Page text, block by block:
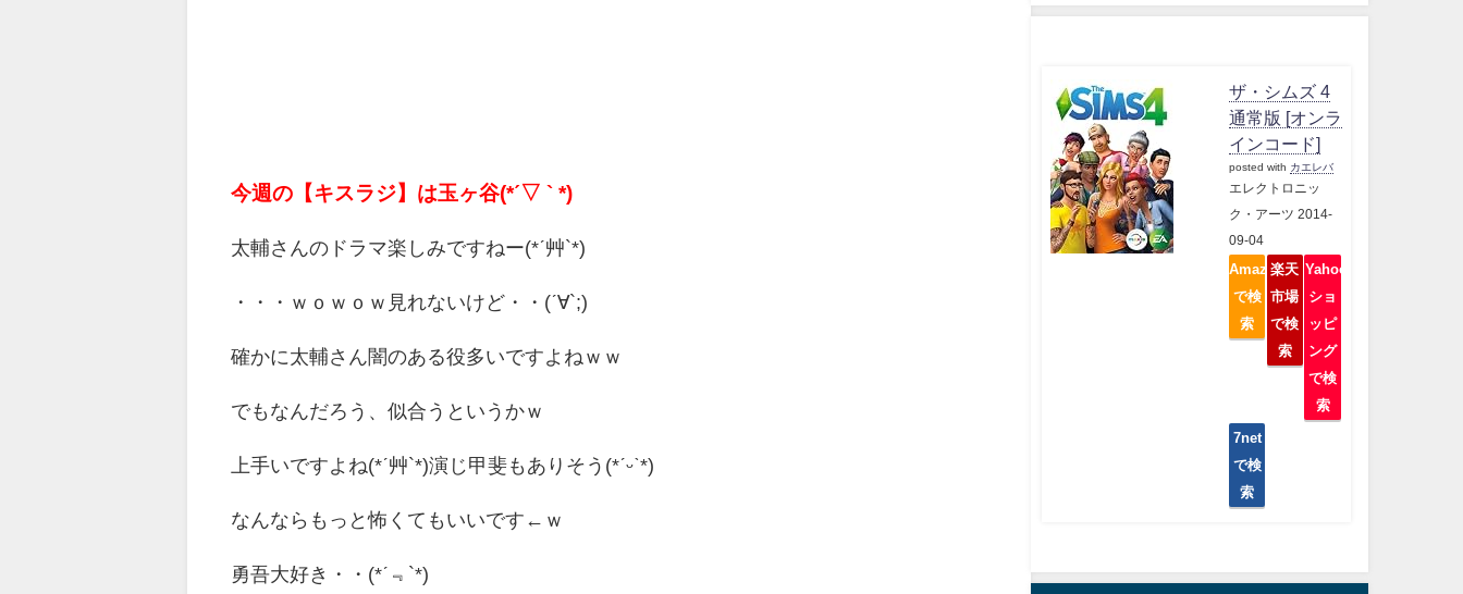
今週の【キスラジ】は玉ヶ谷(*ˊ▽ ` *)
太輔さんのドラマ楽しみですねー(*ˊ艸`*)
・・・ｗｏｗｏｗ見れないけど・・(ˊ∀`;)
確かに太輔さん闇のある役多いですよねｗｗ
でもなんだろう、似合うというかｗ
上手いですよね(*ˊ艸`*)演じ甲斐もありそう(*ˊᵕˋ*)
なんならもっと怖くてもいいです←ｗ
勇吾大好き・・(*ˊ﹃`*)
ザ・シムズ 4
通常版 [オンラ
インコード]
posted with カエレバ
エレクトロニッ
ク・アーツ 2014-
09-04
Amazon
で検
索
楽天
市場
で検
索
Yahoo
ショ
ッピ
ング
で検
索
7net
で検
索